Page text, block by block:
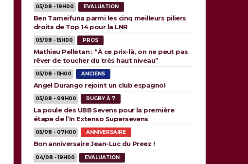
05/08 - 19H00 EVALUATION
Ben Tameifuna parmi les cinq meilleurs piliers
droits de Top 14 pour la LNR
05/08 - 15H00 PROS
Mathieu Pelletan : “À ce prix-là, on ne peut pas
rêver de toucher du très haut niveau”
05/08 - 11H00 ANCIENS
Angel Durango rejoint un club espagnol
05/08 - 09H00 RUGBY À 7
La poule des UBB Sevens pour la première
étape de l’In Extenso Supersevens
05/08 - 07H00 ANNIVERSAIRE
Bon anniversaire Jean-Luc du Preez !
04/08 - 19H00 EVALUATION